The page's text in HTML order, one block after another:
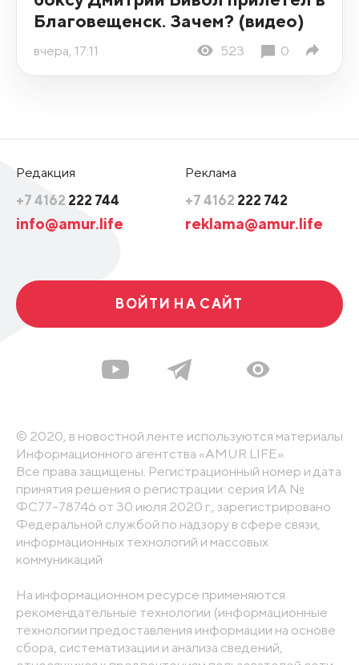
Благовещенск. Зачем? (видео)
вчера, 17:11 523 0
Редакция
+7 4162 222 744
info@amur.life
Реклама
+7 4162 222 742
reklama@amur.life
ВОЙТИ НА САЙТ
© 2020, в новостной ленте используются материалы
Информационного агентства «AMUR.LIFE».
Все права защищены. Регистрационный номер и дата
принятия решения о регистрации: серия ИА №
ФС77-78746 от 30 июля 2020 г., зарегистрировано
Федеральной службой по надзору в сфере связи,
информационных технологий и массовых
коммуникаций
На информационном ресурсе применяются
рекомендательные технологии (информационные
технологии предоставления информации на основе
сбора, систематизации и анализа сведений,